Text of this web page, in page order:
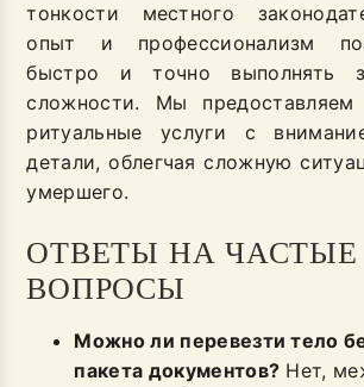
тонкости местного
опыт и профессионализм
быстро и точно выполнять
сложности. Мы предоставляем
ритуальные услуги с
детали, облегчая сложную
умершего.
ОТВЕТЫ НА ЧАСТЫЕ
ВОПРОСЫ
Можно ли перевезти тело
пакета документов? Нет,